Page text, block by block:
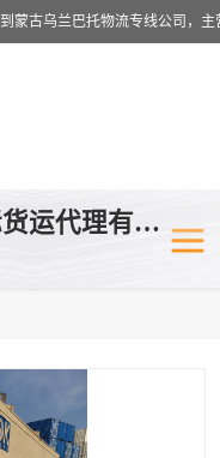
北京跃瑞航星国际货运代理有限公司
乌兰巴托铁